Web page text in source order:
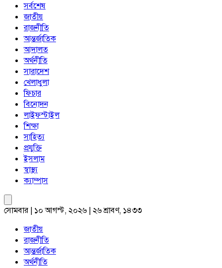
সর্বশেষ
জাতীয়
রাজনীতি
আন্তর্জাতিক
আদালত
অর্থনীতি
সারাদেশ
খেলাধুলা
ফিচার
বিনোদন
লাইফস্টাইল
শিক্ষা
সাহিত্য
প্রযুক্তি
ইসলাম
স্বাস্থ্য
ক্যাম্পাস
সোমবার | ১০ আগস্ট, ২০২৬ | ২৬ শ্রাবণ, ১৪৩৩
জাতীয়
রাজনীতি
আন্তর্জাতিক
অর্থনীতি